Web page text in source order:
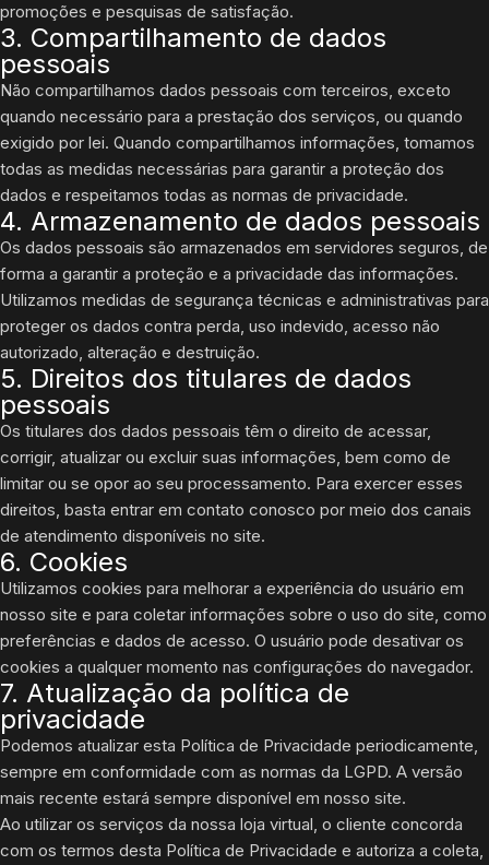
promoções e pesquisas de satisfação.
3. Compartilhamento de dados
pessoais
Não compartilhamos dados pessoais com terceiros, exceto
quando necessário para a prestação dos serviços, ou quando
exigido por lei. Quando compartilhamos informações, tomamos
todas as medidas necessárias para garantir a proteção dos
dados e respeitamos todas as normas de privacidade.
4. Armazenamento de dados pessoais
Os dados pessoais são armazenados em servidores seguros, de
forma a garantir a proteção e a privacidade das informações.
Utilizamos medidas de segurança técnicas e administrativas para
proteger os dados contra perda, uso indevido, acesso não
autorizado, alteração e destruição.
5. Direitos dos titulares de dados
pessoais
Os titulares dos dados pessoais têm o direito de acessar,
corrigir, atualizar ou excluir suas informações, bem como de
limitar ou se opor ao seu processamento. Para exercer esses
direitos, basta entrar em contato conosco por meio dos canais
de atendimento disponíveis no site.
6. Cookies
Utilizamos cookies para melhorar a experiência do usuário em
nosso site e para coletar informações sobre o uso do site, como
preferências e dados de acesso. O usuário pode desativar os
cookies a qualquer momento nas configurações do navegador.
7. Atualização da política de
privacidade
Podemos atualizar esta Política de Privacidade periodicamente,
sempre em conformidade com as normas da LGPD. A versão
mais recente estará sempre disponível em nosso site.
Ao utilizar os serviços da nossa loja virtual, o cliente concorda
com os termos desta Política de Privacidade e autoriza a coleta,